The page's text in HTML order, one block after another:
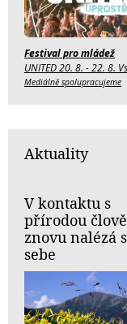
Festival pro mládež
UNITED 20. 8. - 22. 8.
Mediálně spolupracujeme
Aktuality
V kontaktu s
přírodou
znovu nalézá
sebe